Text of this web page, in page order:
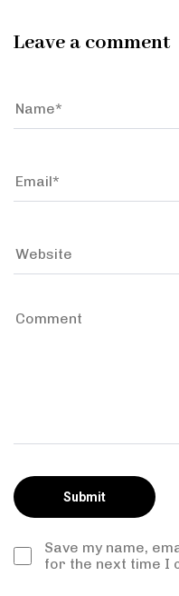
Leave a comment
Save my name,
for the next time I